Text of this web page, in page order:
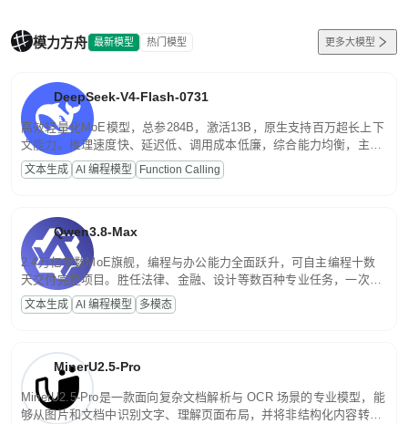
模力方舟 最新模型 热门模型 更多大模型
DeepSeek-V4-Flash-0731
高效轻量化MoE模型，总参284B，激活13B，原生支持百万超长上下
文能力。推理速度快、延迟低、调用成本低廉，综合能力均衡，主打
高并发、轻量化任务，适合日常对话、内容创作、基础 RAG、批量
文案处理等普惠刚需场景。
文本生成 AI 编程模型 Function Calling
Qwen3.8-Max
2.4万亿参数MoE旗舰，编程与办公能力全面跃升，可自主编程十数
天交付完整项目。胜任法律、金融、设计等数百种专业任务，一次对
话端到端交付生产级成果。原生视觉理解贯穿规划、执行与验证全流
程，支持超长文档与长视频的深度语义解析。长程任务中自主规划与
文本生成 AI 编程模型 多模态
MinerU2.5-Pro
MinerU2.5-Pro是一款面向复杂文档解析与 OCR 场景的专业模型，能
够从图片和文档中识别文字、理解页面布局，并将非结构化内容转换